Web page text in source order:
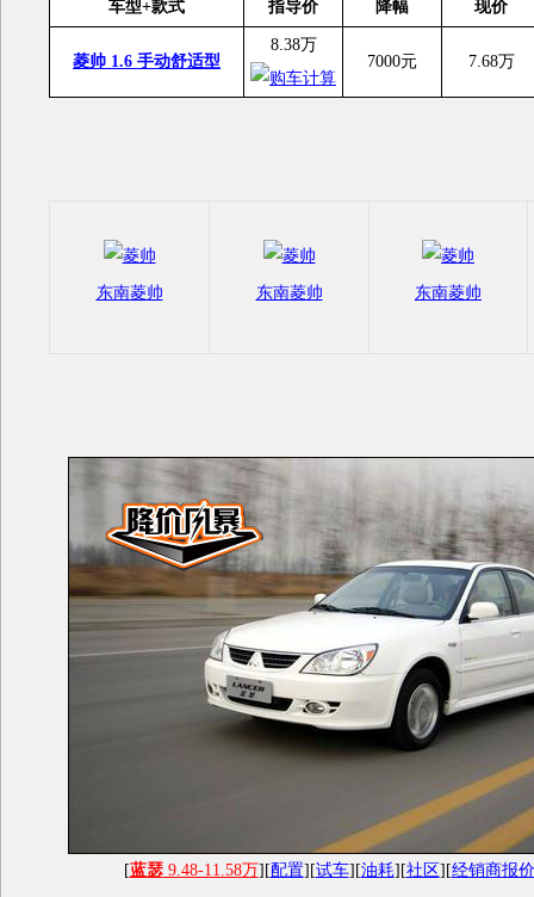
车型+款式 指导价 降幅 现价
菱帅 1.6 手动舒适型
8.38万
7000元
7.68万
东南菱帅 东南菱帅 东南菱帅
[蓝瑟9.48-11.58万][配置][试车][油耗][社区][经销商报